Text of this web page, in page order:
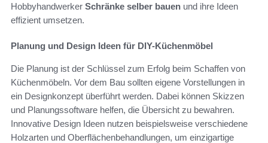
Hobbyhandwerker Schränke selber bauen und ihre Ideen
effizient umsetzen.
Planung und Design Ideen für DIY-Küchenmöbel
Die Planung ist der Schlüssel zum Erfolg beim Schaffen von
Küchenmöbeln. Vor dem Bau sollten eigene Vorstellungen in
ein Designkonzept überführt werden. Dabei können Skizzen
und Planungssoftware helfen, die Übersicht zu bewahren.
Innovative Design Ideen nutzen beispielsweise verschiedene
Holzarten und Oberflächenbehandlungen, um einzigartige